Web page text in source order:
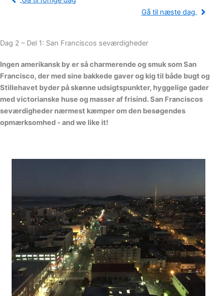
Gå til næste dag
Dag 2 – Del 1: San Franciscos seværdigheder
Ingen amerikansk by er så charmerende og smuk som San
Francisco, der med sine bakkede gaver og kig til både bugt og
Stillehavet byder på skønne udsigtspunkter, hyggelige gader
med victorianske huse og masser af frisind. San Franciscos
seværdigheder nærmest kæmper om den besøgendes
opmærksomhed - and we like it!